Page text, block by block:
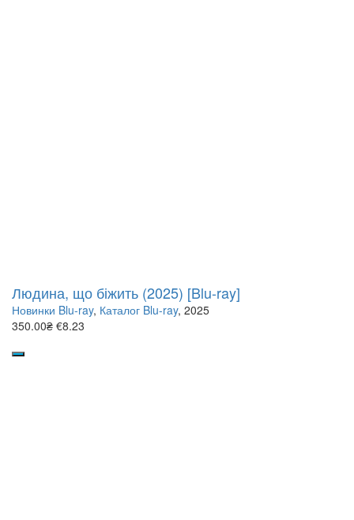
Людина, що біжить (2025) [Blu-ray]
Новинки Blu-ray, Каталог Blu-ray, 2025
350.00₴ €8.23